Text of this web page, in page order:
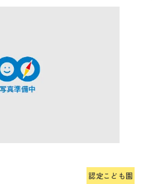
認定こども園